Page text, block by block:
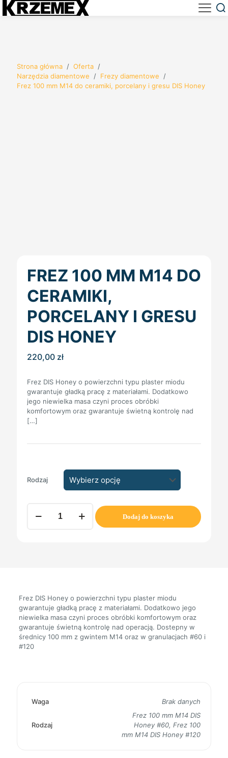
Strona główna / Oferta /
Narzędzia diamentowe / Frezy diamentowe /
Frez 100 mm M14 do ceramiki, porcelany i gresu DIS Honey
FREZ 100 MM M14 DO
CERAMIKI,
PORCELANY I GRESU
DIS HONEY
220,00 zł
Frez DIS Honey o powierzchni typu plaster miodu
gwarantuje gładką pracę z materiałami. Dodatkowo
jego niewielka masa czyni proces obróbki
komfortowym oraz gwarantuje świetną kontrolę nad
[…]
Rodzaj
ilość
Frez
100
gresu
Honey
Dodaj do koszyka
Frez DIS Honey o powierzchni typu plaster miodu
gwarantuje gładką pracę z materiałami. Dodatkowo jego
niewielka masa czyni proces obróbki komfortowym oraz
gwarantuje świetną kontrolę nad operacją. Dostepny w
średnicy 100 mm z gwintem M14 oraz w granulacjach #60 i
#120
Waga Brak danych
Rodzaj
Frez 100 mm M14 DIS
Honey #60, Frez 100
mm M14 DIS Honey #120